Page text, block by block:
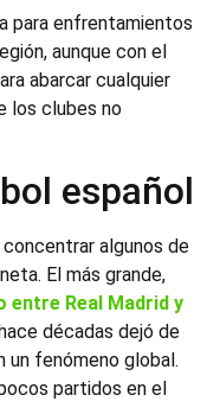
para enfrentamientos
aunque con el
abarcar cualquier
los clubes no
español
algunos de
El más grande,
entre Real Madrid y
décadas dejó de
un fenómeno global.
partidos en el